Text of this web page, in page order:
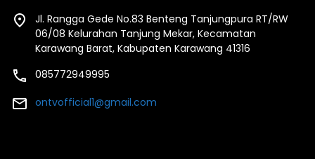
Jl. Rangga Gede No.83 Benteng Tanjungpura RT/RW
06/08 Kelurahan Tanjung Mekar, Kecamatan
Karawang Barat, Kabupaten Karawang 41316
085772949995
ontvofficial1@gmail.com